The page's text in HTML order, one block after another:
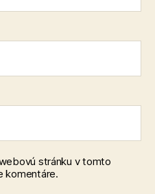
stránku v tomto
komentáre.